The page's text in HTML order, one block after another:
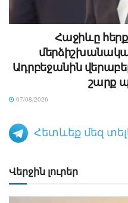
Հաջիևը
Ադրբեջանին
շարք
07/08/2026
Հետևեք մեզ
Վերջին լուրեր